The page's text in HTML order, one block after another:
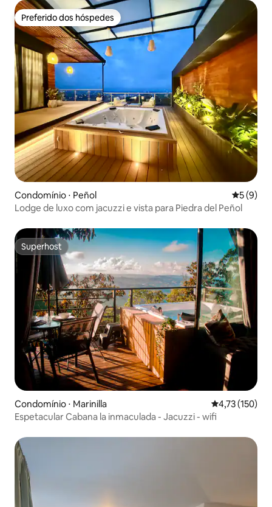
Preferido dos hóspedes
Preferido dos hóspedes
Condomínio ⋅ Peñol 5 de
5 (9)
Lodge de luxo com jacuzzi e vista para Piedra del Peñol
Superhost
Superhost
Condomínio ⋅ Marinilla 4,73 de uma
4,73 (150)
Espetacular Cabana la inmaculada - Jacuzzi - wifi